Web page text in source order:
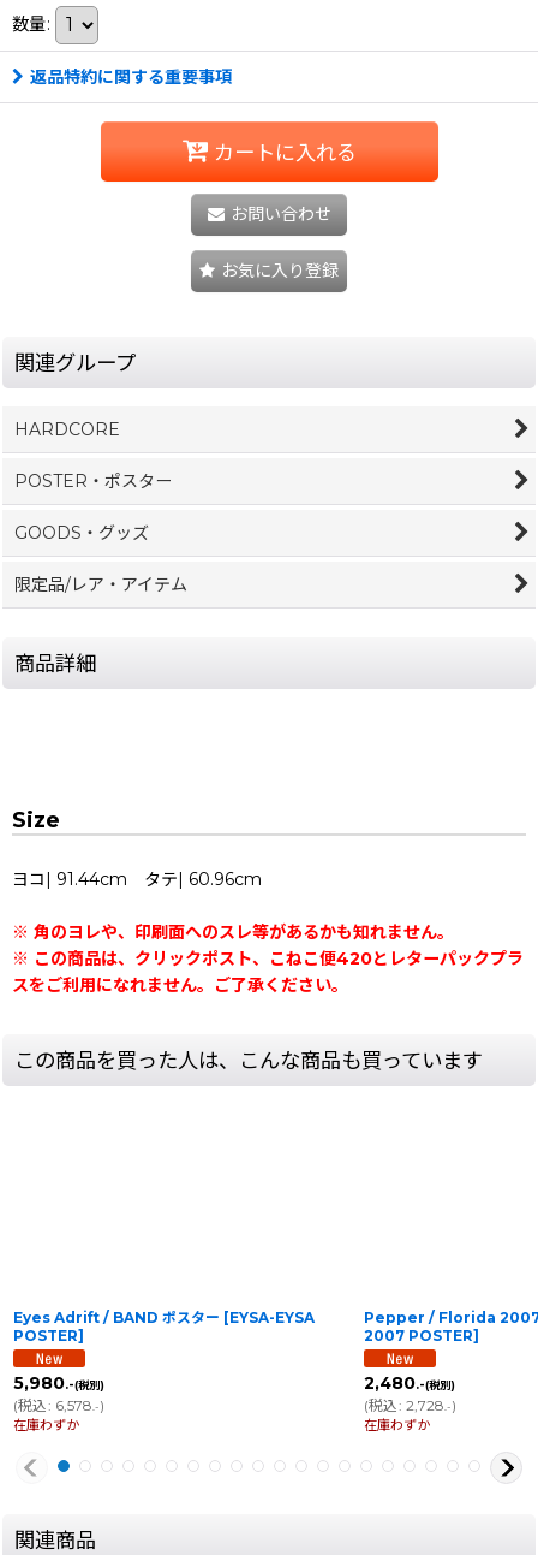
数量:
返品特約に関する重要事項
カートに入れる
お問い合わせ
お気に入り登録
関連グループ
HARDCORE
POSTER・ポスター
GOODS・グッズ
限定品/レア・アイテム
商品詳細
Size
ヨコ| 91.44cm タテ| 60.96cm
※ 角のヨレや、印刷面へのスレ等があるかも知れません。
※ この商品は、クリックポスト、こねこ便420とレターパックプラ
スをご利用になれません。ご了承ください。
この商品を買った人は、こんな商品も買っています
Eyes Adrift / BAND ポスター [EYSA-EYSA
POSTER]
5,980.-(税別)
(税込: 6,578 .-)
在庫わずか
Pepper / Florida 2007
2007 POSTER]
2,480.-(税別)
(税込: 2,728 .-)
在庫わずか
関連商品